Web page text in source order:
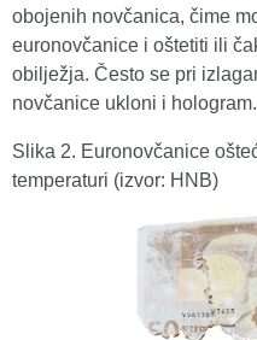
obojenih novčanica, čime
euronovčanice i oštetiti ili
obilježja. Često se pri
novčanice ukloni i hologram.
Slika 2. Euronovčanice
temperaturi (izvor: HNB)